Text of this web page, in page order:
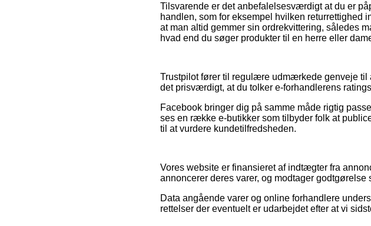
Tilsvarende er det anbefalelsesværdigt at du er
handlen, som for eksempel hvilken returrettighed
at man altid gemmer sin ordrekvittering, således
hvad end du søger produkter til en herre eller
Trustpilot fører til regulære udmærkede genveje
det prisværdigt, at du tolker e-forhandlerens
Facebook bringer dig på samme måde rigtig
ses en række e-butikker som tilbyder folk at
til at vurdere kundetilfredsheden.
Vores website er finansieret af indtægter fra
annoncerer deres varer, og modtager
Data angående varer og online forhandlere
rettelser der eventuelt er udarbejdet efter at vi